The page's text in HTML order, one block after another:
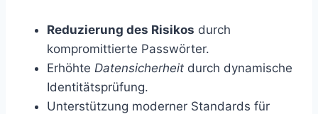
Reduzierung des Risikos durch
kompromittierte Passwörter.
Erhöhte Datensicherheit durch dynamische
Identitätsprüfung.
Unterstützung moderner Standards für